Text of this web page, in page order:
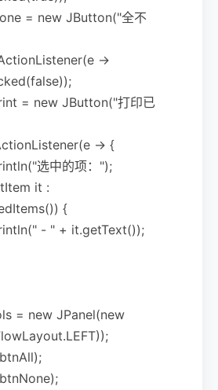
= new JButton("全不
->
= new JButton("打印已
-> {
选中的项：");
it :
{
- " + it.getText());
= new JPanel(new